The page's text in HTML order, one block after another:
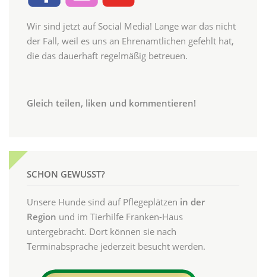
Wir sind jetzt auf Social Media! Lange war das nicht
der Fall, weil es uns an Ehrenamtlichen gefehlt hat,
die das dauerhaft regelmäßig betreuen.
Gleich teilen, liken und kommentieren!
SCHON GEWUSST?
Unsere Hunde sind auf Pflegeplätzen in der
Region und im Tierhilfe Franken-Haus
untergebracht. Dort können sie nach
Terminabsprache jederzeit besucht werden.